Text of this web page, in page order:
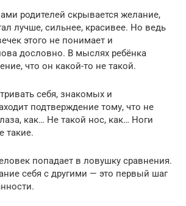
родителей скрывается желание,
лучше, сильнее, красивее. Но ведь
этого не понимает и
дословно. В мыслях ребёнка
что он какой-то не такой.
себя, знакомых и
подтверждение тому, что не
как… Не такой нос, как… Ноги
такие.
попадает в ловушку сравнения.
себя с другими — это первый шаг